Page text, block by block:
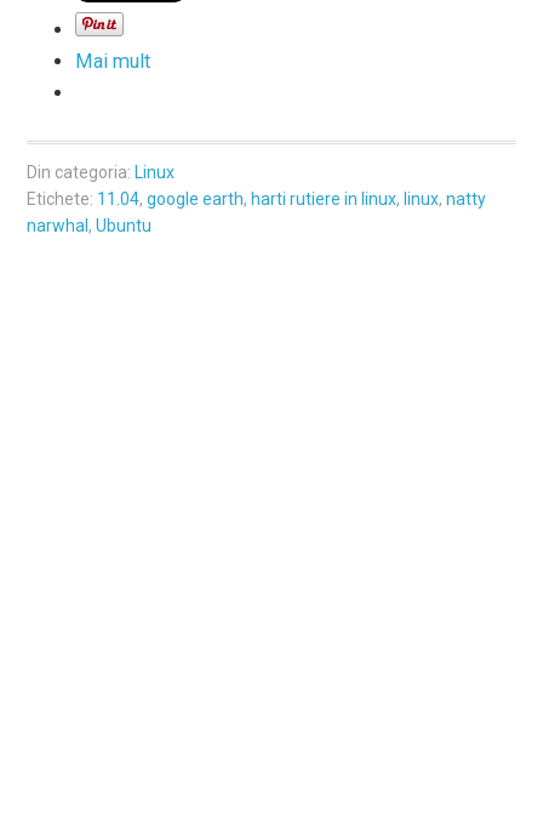
Mai mult
Din categoria: Linux
Etichete: 11.04,google earth, harti rutiere in linux, linux,natty
narwhal ,Ubuntu